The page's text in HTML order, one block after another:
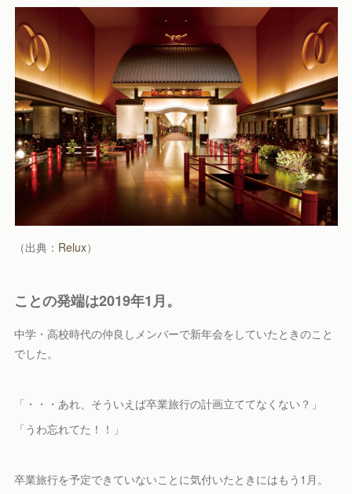
（出典： Relux）
ことの発端は2019年1月。
中学・高校時代の仲良しメンバーで新年会をしていたときのこと
でした。
「・・・あれ、そういえば卒業旅行の計画立ててなくない？」
「うわ忘れてた！！」
卒業旅行を予定できていないことに気付いたときにはもう1月。